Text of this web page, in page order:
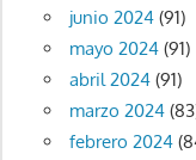
junio 2024(91)
mayo 2024(91)
abril 2024(91)
marzo 2024
febrero 2024